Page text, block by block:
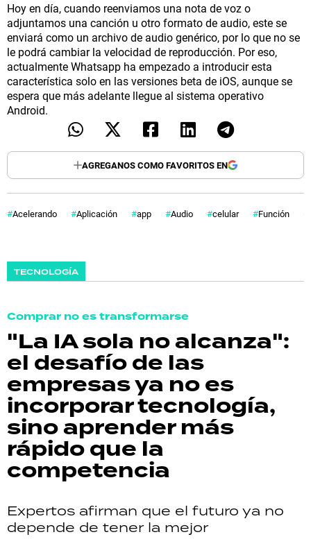
Hoy en día, cuando reenviamos una nota de voz o
adjuntamos una canción u otro formato de audio, este se
enviará como un archivo de audio genérico, por lo que no se
le podrá cambiar la velocidad de reproducción. Por eso,
actualmente Whatsapp ha empezado a introducir esta
característica solo en las versiones beta de iOS, aunque se
espera que más adelante llegue al sistema operativo
Android.
AGREGANOS COMO FAVORITOS EN
Acelerando Aplicación app Audio celular Función
TECNOLOGÍA
Comprar no es transformarse
"La IA sola no alcanza":
el desafío de las
empresas ya no es
incorporar tecnología,
sino aprender más
rápido que la
competencia
Expertos afirman que el futuro ya no
depende de tener la mejor